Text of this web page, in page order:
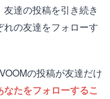
達の投稿を引き続き
の友達をフォローす
の投稿が友達だけ
たをフォローするこ